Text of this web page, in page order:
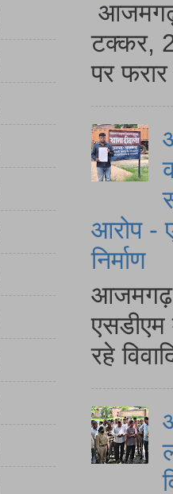
आजमगढ़
टक्कर,
पर
आरोप -
निर्माण
आजमगढ़
एसडीएम
रहे